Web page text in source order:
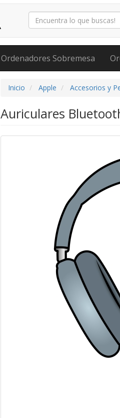
Ordenadores Sobremesa
Inicio Apple Accesorios y
Auriculares